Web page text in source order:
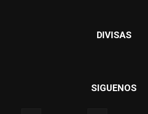
DIVISAS
SIGUENOS